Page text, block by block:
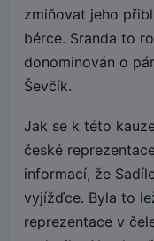
zmiňovat jeho
bérce. Sranda to
donominován o
Ševčík.
Jak se k této
české
informací, že
vyjížďce. Byla to
reprezentace v